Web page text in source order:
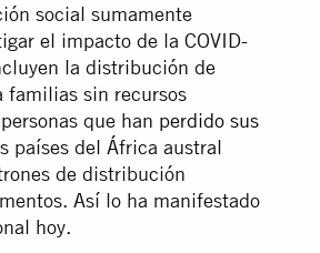
social sumamente
el impacto de la COVID-
la distribución de
familias sin recursos
que han perdido sus
países del África austral
de distribución
Así lo ha manifestado
hoy.